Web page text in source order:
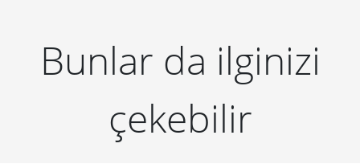
Bunlar da ilginizi
çekebilir